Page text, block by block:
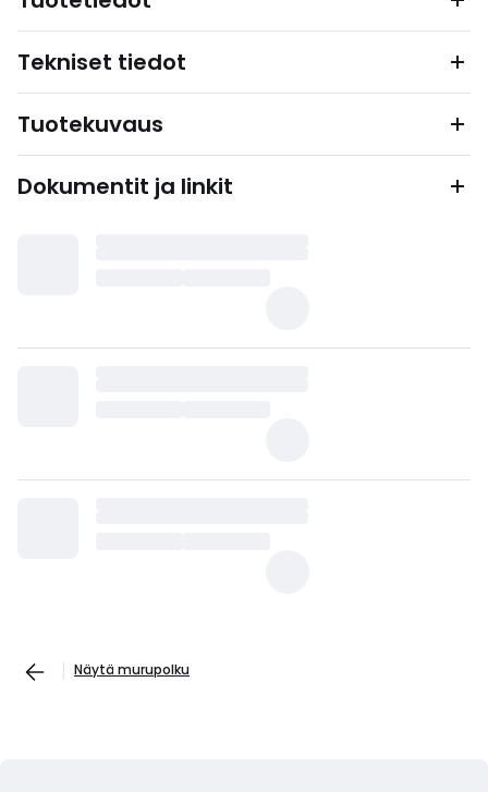
Tekniset tiedot
Tuotekuvaus
Dokumentit ja linkit
Näytä murupolku